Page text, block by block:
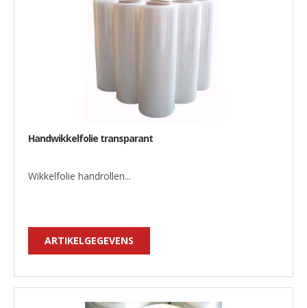
Handwikkelfolie transparant
Wikkelfolie handrollen...
ARTIKELGEGEVENS